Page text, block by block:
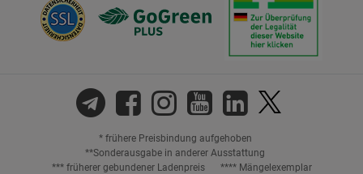
* frühere Preisbindung aufgehoben
**Sonderausgabe in anderer Ausstattung
*** früherer gebundener Ladenpreis
**** Mängelexemplar